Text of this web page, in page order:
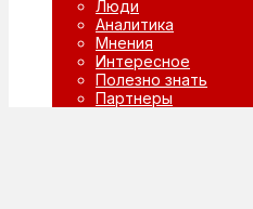
Люди
Аналитика
Мнения
Интересное
Полезно знать
Партнеры